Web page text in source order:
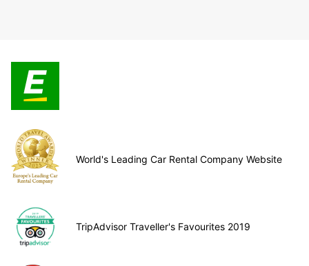
World's Leading Car Rental Company Website
TripAdvisor Traveller's Favourites 2019